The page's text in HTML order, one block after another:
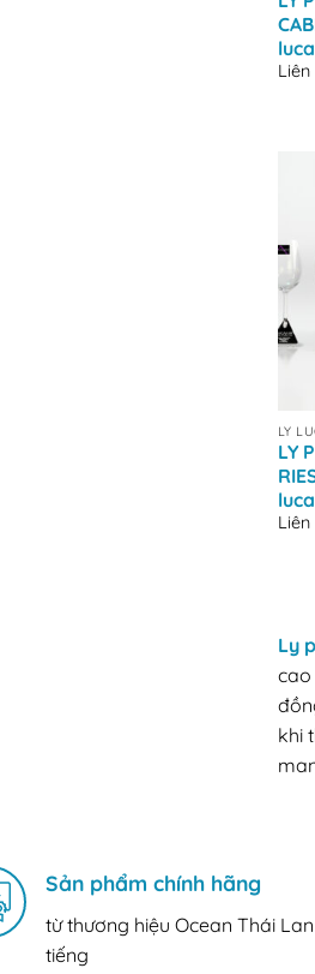
LY
LY
Ly
cao
khi
Sản phẩm chính hãng
từ thương hiệu Ocean Thái
tiếng